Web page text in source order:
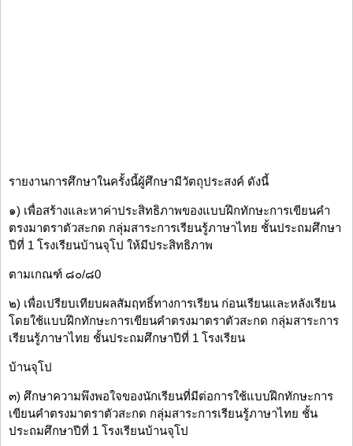
รายงานการศึกษาในครั้งนี้ผู้ศึกษามีวัตถุประสงค์ ดังนี้
๑) เพื่อสร้างและหาค่าประสิทธิภาพของแบบฝึกทักษะการเขียนคำ
ตรงมาตราตัวสะกด กลุ่มสาระการเรียนรู้ภาษาไทย ชั้นประถมศึกษา
ปีที่ 1 โรงเรียนบ้านจุโป ให้มีประสิทธิภาพ
ตามเกณฑ์ ๘๐/๘0
๒) เพื่อเปรียบเทียบผลสัมฤทธิ์ทางการเรียน ก่อนเรียนและหลังเรียน
โดยใช้แบบฝึกทักษะการเขียนคำตรงมาตราตัวสะกด กลุ่มสาระการ
เรียนรู้ภาษาไทย ชั้นประถมศึกษาปีที่ 1 โรงเรียน
บ้านจุโป
๓) ศึกษาความพึงพอใจของนักเรียนที่มีต่อการใช้แบบฝึกทักษะการ
เขียนคำตรงมาตราตัวสะกด กลุ่มสาระการเรียนรู้ภาษาไทย ชั้น
ประถมศึกษาปีที่ 1 โรงเรียนบ้านจุโป